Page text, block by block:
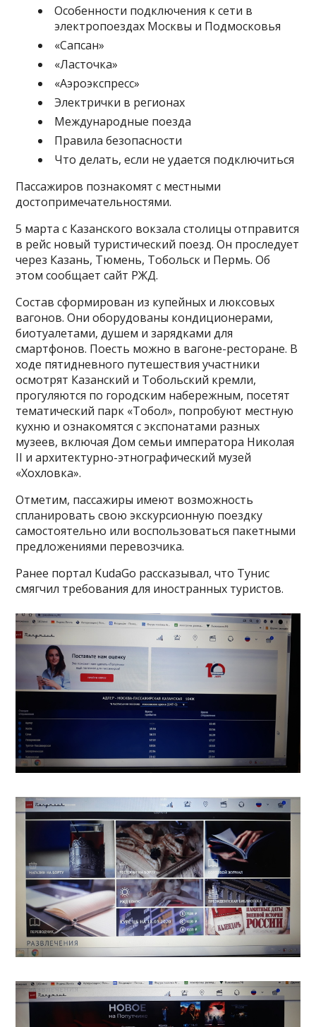
Особенности подключения к сети в
электропоездах Москвы и Подмосковья
«Сапсан»
«Ласточка»
«Аэроэкспресс»
Электрички в регионах
Международные поезда
Правила безопасности
Что делать, если не удается подключиться
Пассажиров познакомят с местными
достопримечательностями.
5 марта с Казанского вокзала столицы отправится
в рейс новый туристический поезд. Он проследует
через Казань, Тюмень, Тобольск и Пермь. Об
этом сообщает сайт РЖД.
Состав сформирован из купейных и люксовых
вагонов. Они оборудованы кондиционерами,
биотуалетами, душем и зарядками для
смартфонов. Поесть можно в вагоне-ресторане. В
ходе пятидневного путешествия участники
осмотрят Казанский и Тобольский кремли,
прогуляются по городским набережным, посетят
тематический парк «Тобол», попробуют местную
кухню и ознакомятся с экспонатами разных
музеев, включая Дом семьи императора Николая
II и архитектурно-этнографический музей
«Хохловка».
Отметим, пассажиры имеют возможность
спланировать свою экскурсионную поездку
самостоятельно или воспользоваться пакетными
предложениями перевозчика.
Ранее портал KudaGo рассказывал, что Тунис
смягчил требования для иностранных туристов.